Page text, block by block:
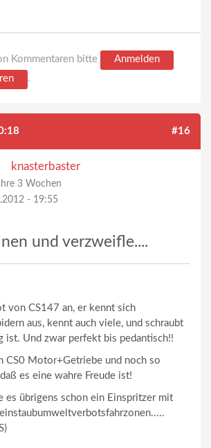
Kommentaren bitte
Anmelden
.
#16
knasterbaster
3 Wochen
- 19:55
und verzweifle....
von CS147 an, er kennt sich
aus, kennt auch viele, und schraubt
ist. Und zwar perfekt bis pedantisch!!
CS0 Motor+Getriebe und noch so
es eine wahre Freude ist!
es übrigens schon ein Einspritzer mit